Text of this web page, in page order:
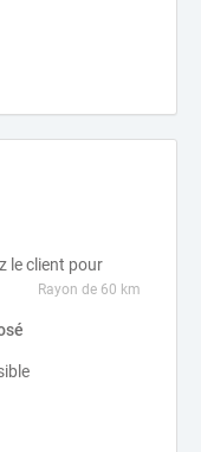
le client pour
Rayon de 60 km